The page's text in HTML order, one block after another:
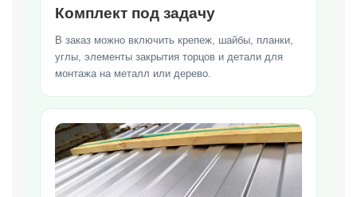
Комплект под задачу
В заказ можно включить крепеж, шайбы, планки,
углы, элементы закрытия торцов и детали для
монтажа на металл или дерево.